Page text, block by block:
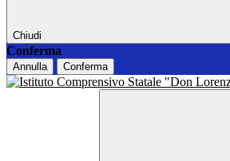
Chiudi
Conferma
Annulla Conferma